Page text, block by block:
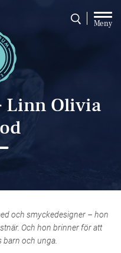
Meny
Linn Olivia
och smyckedesigner – hon
Och hon brinner för att
barn och unga.